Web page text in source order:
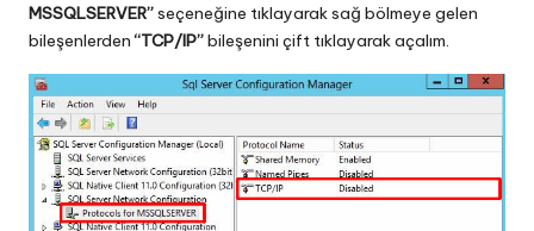
MSSQLSERVER”seçeneğine tıklayarak sağ bölmeye gelen
bileşenlerden“TCP/IP”bileşenini çift tıklayarak açalım.